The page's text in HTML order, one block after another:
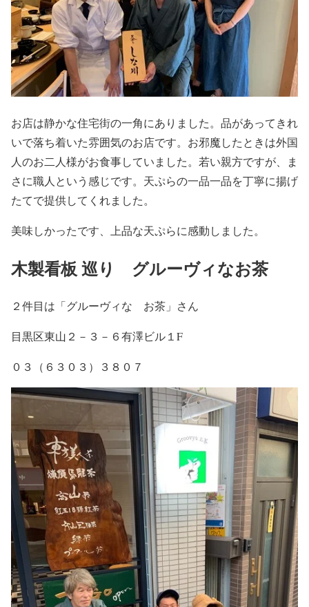
お店は静かな住宅街の一角にありました。品があってきれ
いで落ち着いた雰囲気のお店です。お邪魔したときは外国
人のお二人様がお食事していました。若い親方ですが、ま
さに職人という感じです。天ぷらの一品一品を丁寧に揚げ
たてで提供してくれました。
美味しかったです、上品な天ぷらに感動しました。
木製看板 巡り グルーヴィなお茶
２件目は「グルーヴィな お茶」さん
目黒区東山２－３－６有澤ビル１F
０３（６３０３）３８０７